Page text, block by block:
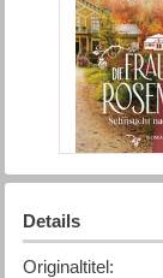
Details
Originaltitel: